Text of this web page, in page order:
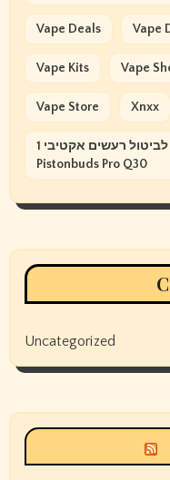
Vape Deals Vape
Vape Kits Vape
Vape Store Xnxx
אוזניות אלחוטיות אמיתיות לביטול רעשים אקטיבי 1more
Pistonbuds Pro Q30
Uncategorized